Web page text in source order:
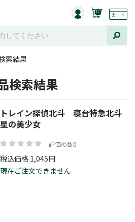
0
索結果
検索結果
トレイン探偵北斗 寝台特急北斗
星の美少女
評価の数0
税込価格 1,045円
現在ご注文できません